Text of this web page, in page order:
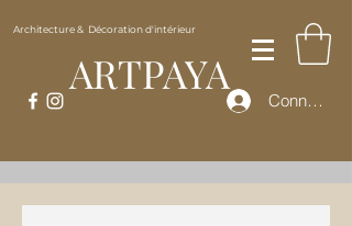
Connexion
Architecture & Décoration d'intérieur
ARTPAYA